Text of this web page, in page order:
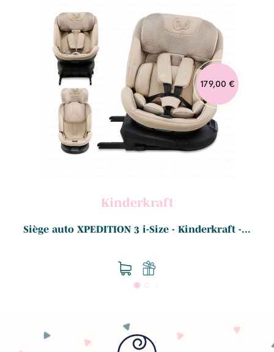
179,00 €
Kinderkraft
Siège auto XPEDITION 3 i-Size - Kinderkraft -...